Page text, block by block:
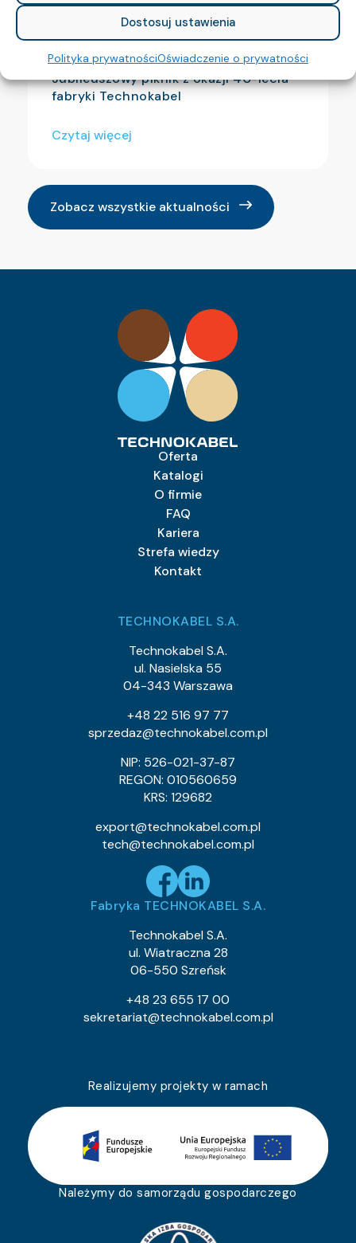
Dostosuj ustawienia
Polityka prywatnościOświadczenie o prywatności
Jubileuszowy piknik z okazji 40-lecia
fabryki Technokabel
Czytaj więcej
Zobacz wszystkie aktualności
Oferta
Katalogi
O firmie
FAQ
Kariera
Strefa wiedzy
Kontakt
TECHNOKABEL S.A.
Technokabel S.A.
ul. Nasielska 55
04-343 Warszawa
+48 22 516 97 77
sprzedaz@technokabel.com.pl
NIP: 526-021-37-87
REGON: 010560659
KRS: 129682
export@technokabel.com.pl
tech@technokabel.com.pl
Fabryka TECHNOKABEL S.A.
Technokabel S.A.
ul. Wiatraczna 28
06-550 Szreńsk
+48 23 655 17 00
sekretariat@technokabel.com.pl
Realizujemy projekty w ramach
Należymy do samorządu gospodarczego